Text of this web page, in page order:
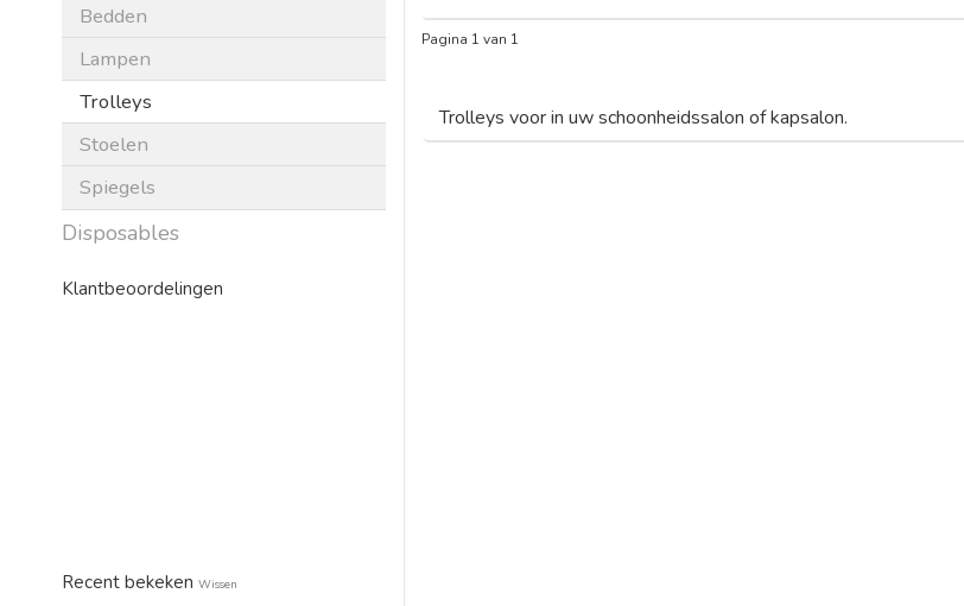
Bedden
Lampen
Trolleys
Stoelen
Spiegels
Disposables
Klantbeoordelingen
Recent bekeken Wissen
Pagina 1 van 1
Trolleys voor in uw schoonheidssalon of kapsalon.